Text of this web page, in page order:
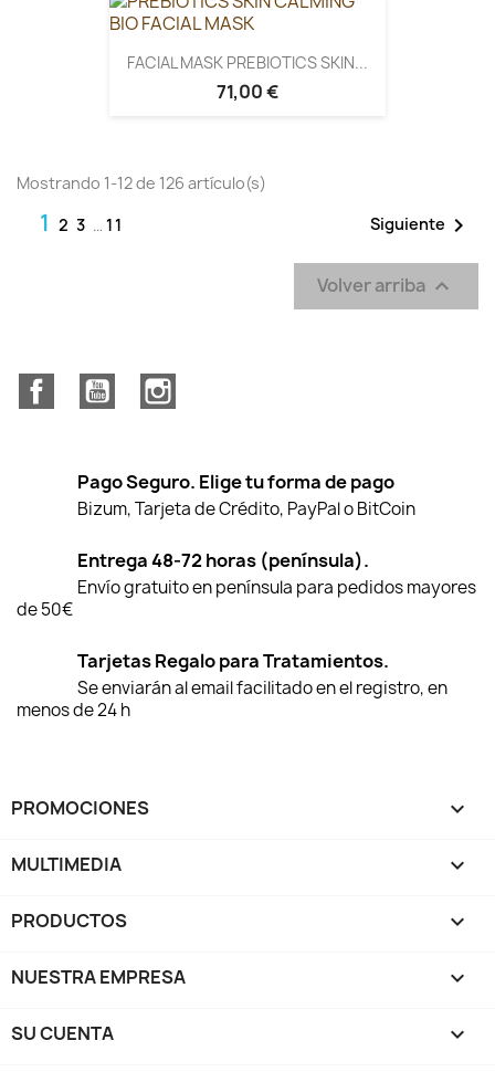
FACIAL MASK PREBIOTICS SKIN...
71,00 €
Mostrando 1-12 de 126 artículo(s)
1 2 3 … 11 Siguiente 
Volver arriba 
FacebookYouTube
Pago Seguro. Elige tu forma de pago
Bizum, Tarjeta de Crédito, PayPal o BitCoin
Entrega 48-72 horas (península).
Envío gratuito en península para pedidos mayores
de 50€
Tarjetas Regalo para Tratamientos.
Se enviarán al email facilitado en el registro, en
menos de 24 h
PROMOCIONES 
MULTIMEDIA 
PRODUCTOS 
NUESTRA EMPRESA 
SU CUENTA 